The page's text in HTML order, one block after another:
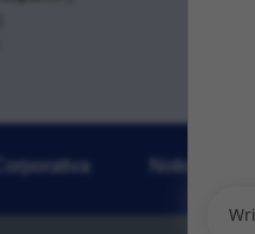
Noticias